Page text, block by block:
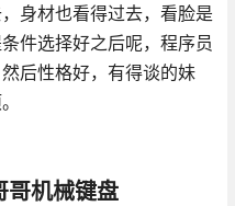
身材也看得过去，看脸是
件选择好之后呢，程序员
后性格好，有得谈的妹
哥机械键盘